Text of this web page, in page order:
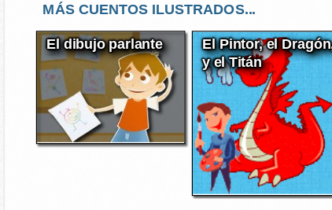
MÁS CUENTOS ILUSTRADOS...
El dibujo parlante
El Pintor, el
y el Titán